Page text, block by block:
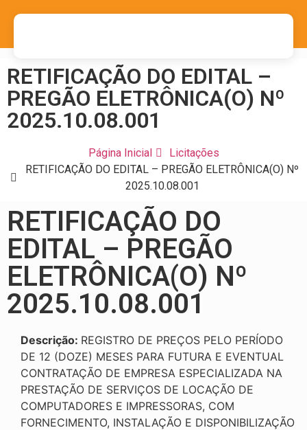
RETIFICAÇÃO DO EDITAL –
PREGÃO ELETRÔNICA(O) Nº
2025.10.08.001
Página Inicial
Licitações
RETIFICAÇÃO DO EDITAL – PREGÃO ELETRÔNICA(O) Nº
2025.10.08.001
RETIFICAÇÃO DO
EDITAL – PREGÃO
ELETRÔNICA(O) Nº
2025.10.08.001
Descrição: REGISTRO DE PREÇOS PELO PERÍODO
DE 12 (DOZE) MESES PARA FUTURA E EVENTUAL
CONTRATAÇÃO DE EMPRESA ESPECIALIZADA NA
PRESTAÇÃO DE SERVIÇOS DE LOCAÇÃO DE
COMPUTADORES E IMPRESSORAS, COM
FORNECIMENTO, INSTALAÇÃO E DISPONIBILIZAÇÃO